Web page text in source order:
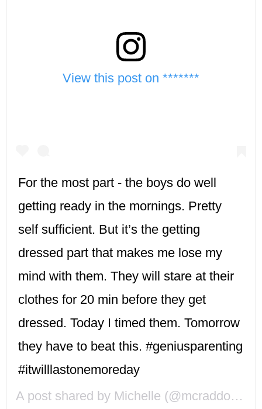
View this post on *******
For the most part - the boys do well
getting ready in the mornings. Pretty
self sufficient. But it’s the getting
dressed part that makes me lose my
mind with them. They will stare at their
clothes for 20 min before they get
dressed. Today I timed them. Tomorrow
they have to beat this. #geniusparenting
#itwilllastonemoreday
A post shared by Michelle (@mcraddock) on